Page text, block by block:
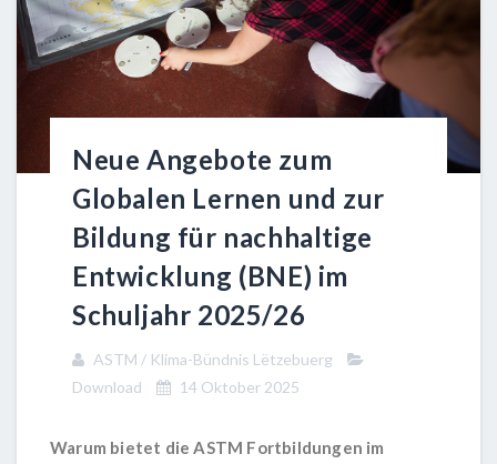
Neue Angebote zum
Globalen Lernen und zur
Bildung für nachhaltige
Entwicklung (BNE) im
Schuljahr 2025/26
ASTM / Klima-Bündnis Lëtzebuerg
Download
14 Oktober 2025
Warum bietet die ASTM Fortbildungen im